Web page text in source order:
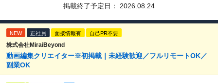
掲載終了予定日： 2026.08.24
NEW 正社員 面接情報有 自己PR不要
株式会社MiraiBeyond
動画編集クリエイター※初掲載｜未経験歓迎／フルリモートOK／
副業OK